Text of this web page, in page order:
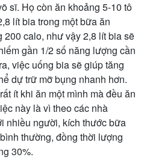
sĩ. Họ còn ăn khoảng 5-10 tô
lít bia trong một bữa ăn
calo, như vậy 2,8 lít bia sẽ
gần 1/2 số năng lượng cần
việc uống bia sẽ giúp tăng
dự trữ mỡ bụng nhanh hơn.
ít khi ăn một mình mà đều ăn
này là vì theo các nhà
nhiều người, kích thước bữa
thường, đồng thời lượng
30%.